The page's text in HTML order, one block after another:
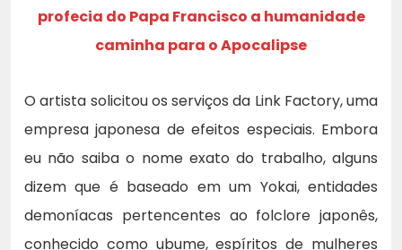
profecia do Papa Francisco a humanidade
caminha para o Apocalipse
O artista solicitou os serviços da Link Factory, uma
empresa japonesa de efeitos especiais. Embora
eu não saiba o nome exato do trabalho, alguns
dizem que é baseado em um Yokai, entidades
demoníacas pertencentes ao folclore japonês,
conhecido como ubume, espíritos de mulheres